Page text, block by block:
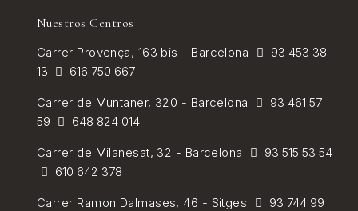
Nuestros Centros
Carrer Provença, 163 bis - Barcelona
93 453 38
13
616 750 667
Carrer de Muntaner, 320 - Barcelona
93 461 57
59
648 824 014
Carrer de Milanesat, 32 - Barcelona
93 515 53 54
610 642 378
Carrer Ramon Dalmases, 46 - Sitges
93 744 99